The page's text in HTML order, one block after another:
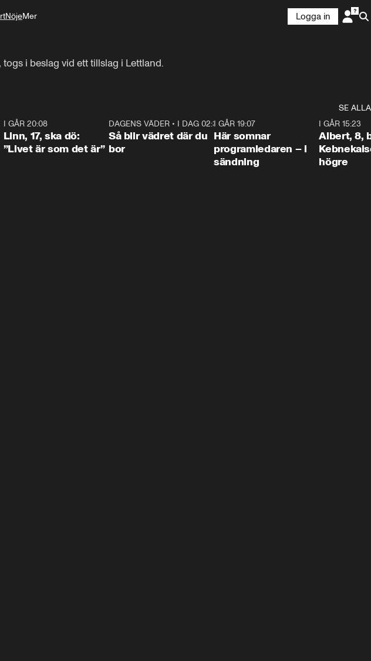
NöjeMer
Logga in
i beslag vid ett tillslag i Lettland.
SE ALLA
I GÅR 20:08
Linn, 17, ska dö:
”Livet är som det är”
1:06
DAGENS VÄDER• I DAG 02:30
Så blir vädret där du
bor
I GÅR 19:07
Här somnar
programledaren – i
sändning
I GÅR 15:23
Albert, 8,
högre